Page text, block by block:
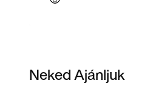
Neked Ajánljuk